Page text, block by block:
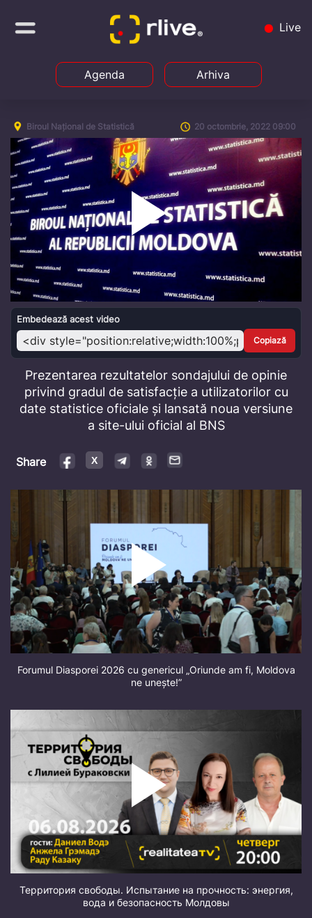
Live
Agenda Arhiva
Biroul Național de Statistică 20 octombrie, 2022 09:00
Play
Video
Embedează acest video
Copiază
Prezentarea rezultatelor sondajului de opinie
privind gradul de satisfacție a utilizatorilor cu
date statistice oficiale și lansată noua versiune
a site-ului oficial al BNS
Share
Forumul Diasporei 2026 cu genericul „Oriunde am fi, Moldova
ne unește!”
Территория свободы. Испытание на прочность: энергия,
вода и безопасность Молдовы